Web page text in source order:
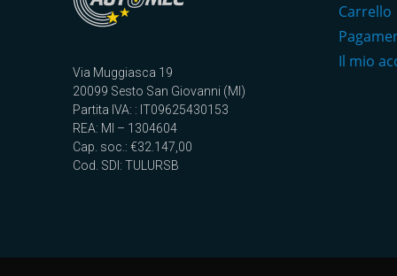
Via Muggiasca 19
20099 Sesto San Giovanni (MI)
Partita IVA: : IT09625430153
REA: MI – 1304604
Cap. soc.: €32.147,00
Cod. SDI: TULURSB
Carrello
Il mio